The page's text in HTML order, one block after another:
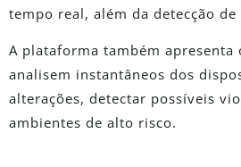
tempo real, além da detecção
A plataforma também
analisem instantâneos dos
alterações, detectar possíveis
ambientes de alto risco.